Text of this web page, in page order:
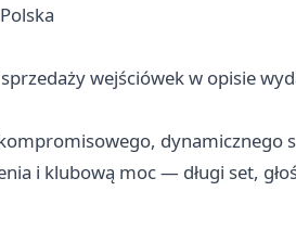
wejściówek w opisie
dynamicznego
i klubową moc — długi set,